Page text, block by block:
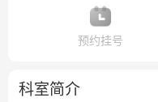
预约挂号
科室简介